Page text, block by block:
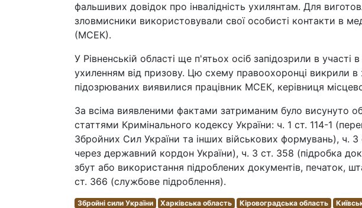
фальшивих довідок про інвалідність ухилянтам. Для
зловмисники використовували свої особисті контакти в
(МСЕК).
У Рівненській області ще п'ятьох осіб запідозрили в участі
ухиленням від призову. Цю схему правоохоронці викрили
підозрюваних виявилися працівник МСЕК, керівниця
За всіма виявленими фактами затриманим було висунуто
статтями Кримінального кодексу України: ч. 1 ст. 114-1
Збройних Сил України та інших військових формувань), ч.
через державний кордон України), ч. 3 ст. 358 (підробка
збут або використання підроблених документів, печаток,
ст. 366 (службове підроблення).
Збройні сили України Харківська область Кіровоградська область